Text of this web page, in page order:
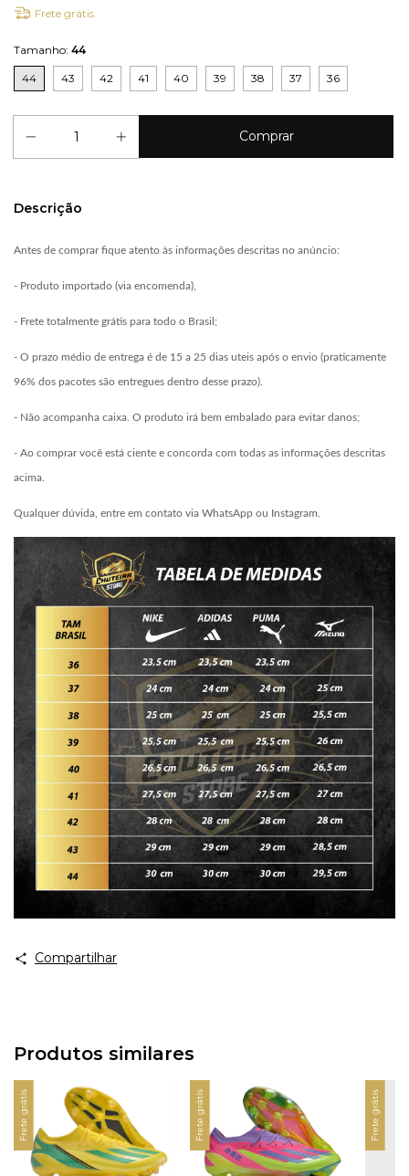
Frete grátis
Tamanho: 44
44 43 42 41 40 39 38 37 36
Descrição
Antes de comprar fique atento às informações descritas no anúncio:
- Produto importado (via encomenda),
- Frete totalmente grátis para todo o Brasil;
- O prazo médio de entrega é de 15 a 25 dias uteis após o envio (praticamente
96% dos pacotes são entregues dentro desse prazo).
- Não acompanha caixa. O produto irá bem embalado para evitar danos;
- Ao comprar você está ciente e concorda com todas as informações descritas
acima.
Qualquer dúvida, entre em contato via WhatsApp ou Instagram.
Compartilhar
Produtos similares
Frete grátis Frete grátis Frete grátis